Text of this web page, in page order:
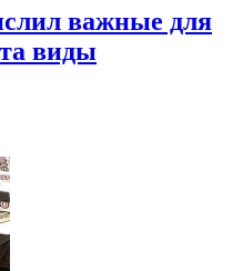
важные для
виды